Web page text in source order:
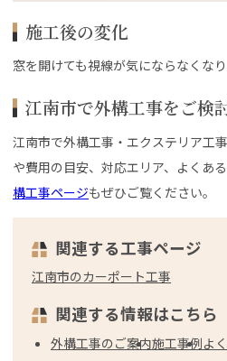
施工後の変化
窓を開けても視線が気にならなくな
江南市で外構工事をご検
江南市で外構工事・エクステリア工
や費用の目安、対応エリア、よくあ
構工事ページもぜひご覧ください。
関連する工事ページ
江南市のカーポート工事
関連する情報はこちら
外構工事のご案内施工事例よ